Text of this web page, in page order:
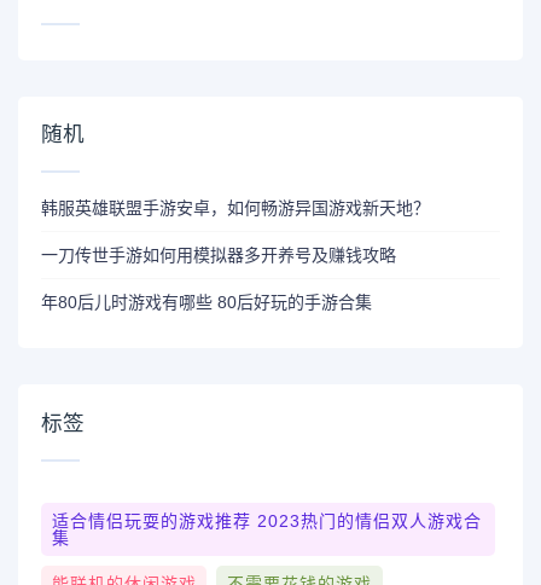
随机
韩服英雄联盟手游安卓，如何畅游异国游戏新天地？
一刀传世手游如何用模拟器多开养号及赚钱攻略
年80后儿时游戏有哪些 80后好玩的手游合集
标签
适合情侣玩耍的游戏推荐 2023热门的情侣双人游戏合
集